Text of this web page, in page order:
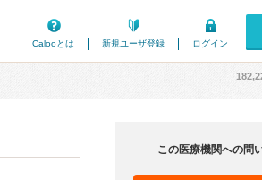
Calooとは
新規ユーザ登録 ログイン
この医療機関への問